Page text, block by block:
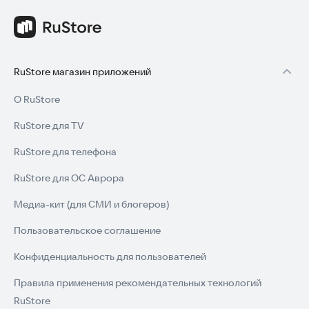
RuStore магазин приложений
О RuStore
RuStore для TV
RuStore для телефона
RuStore для ОС Аврора
Медиа-кит (для СМИ и блогеров)
Пользовательское соглашение
Конфиденциальность для пользователей
Правила применения рекомендательных технологий
RuStore